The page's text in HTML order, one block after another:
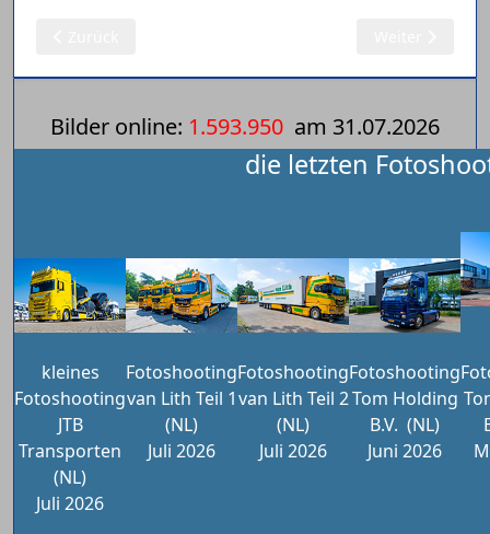
Bilder online: 1.593.950 am 31.07.2026
die letzten
kleines
Fotoshooting
JTB
Transporten
(NL)
Juli 2026
Fotoshooting
van Lith Teil 1
(NL)
Juli 2026
Fotoshooting
van Lith Teil 2
(NL)
Juli 2026
Fotoshooting
Tom Holding
B.V. (NL)
Juni 2026